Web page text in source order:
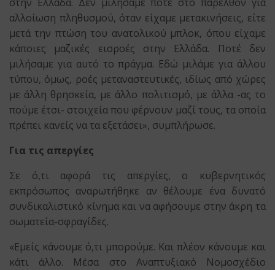
αλλοίωση πληθυσμού, όταν είχαμε μετακινήσεις, είτε
μετά την πτώση του ανατολικού μπλοκ, όπου είχαμε
κάποιες μαζικές εισροές στην Ελλάδα. Ποτέ δεν
μιλήσαμε για αυτό το πράγμα. Εδώ μιλάμε για άλλου
τύπου, όμως, ροές μεταναστευτικές, ιδίως από χώρες
με άλλη θρησκεία, με άλλο πολιτισμό, με άλλα -ας το
πούμε έτσι- στοιχεία που φέρνουν μαζί τους, τα οποία
πρέπει κανείς να τα εξετάσει», συμπλήρωσε.
Για τις απεργίες
Σε ό,τι αφορά τις απεργίες, ο κυβερνητικός
εκπρόσωπος αναρωτήθηκε αν θέλουμε ένα δυνατό
συνδικαλιστικό κίνημα και να αφήσουμε στην άκρη τα
σωματεία-σφραγίδες.
«Εμείς κάνουμε ό,τι μπορούμε. Και πλέον κάνουμε και
κάτι άλλο. Μέσα στο Αναπτυξιακό Νομοσχέδιο